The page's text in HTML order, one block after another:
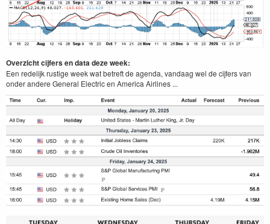
Overzicht cijfers en data deze week:
Een redelijk rustige week wat betreft de agenda, vandaag wel de cijfers van
onder andere General Electric en America Airlines ...